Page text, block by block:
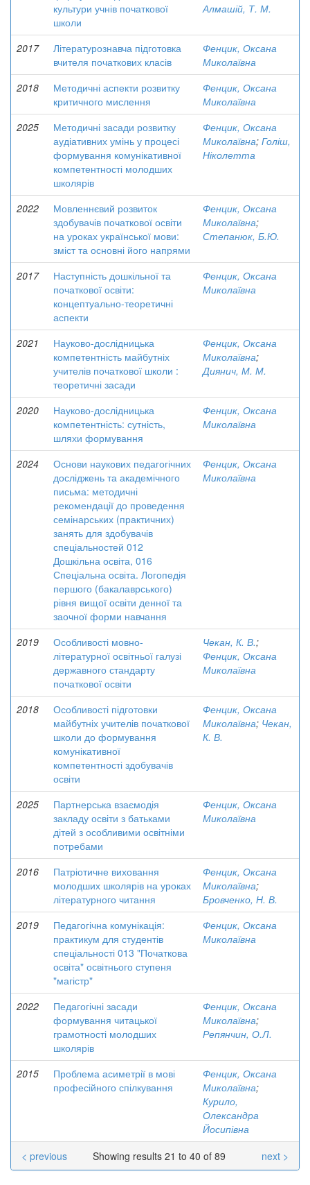
культури учнів початкової
школи
Алмашій, Т. М.
2017
Літературознавча підготовка
вчителя початкових класів
Фенцик, Оксана
Миколаївна
2018
Методичні аспекти розвитку
критичного мислення
Фенцик, Оксана
Миколаївна
2025
Методичні засади розвитку
аудіативних умінь у процесі
формування комунікативної
компетентності молодших
школярів
Фенцик, Оксана
Миколаївна; Голіш,
Ніколетта
2022
Мовленнєвий розвиток
здобувачів початкової освіти
на уроках української мови:
зміст та основні його напрями
Фенцик, Оксана
Миколаївна;
Степанюк, Б.Ю.
2017
Наступність дошкільної та
початкової освіти:
концептуально-теоретичні
аспекти
Фенцик, Оксана
Миколаївна
2021
Науково-дослідницька
компетентність майбутніх
учителів початкової школи :
теоретичні засади
Фенцик, Оксана
Миколаївна;
Диянич, М. М.
2020
Науково-дослідницька
компетентність: сутність,
шляхи формування
Фенцик, Оксана
Миколаївна
2024
Основи наукових педагогічних
досліджень та академічного
письма: методичні
рекомендації до проведення
семінарських (практичних)
занять для здобувачів
спеціальностей 012
Дошкільна освіта, 016
Спеціальна освіта. Логопедія
першого (бакалаврського)
рівня вищої освіти денної та
заочної форми навчання
Фенцик, Оксана
Миколаївна
2019
Особливості мовно-
літературної освітньої галузі
державного стандарту
початкової освіти
Чекан, К. В.;
Фенцик, Оксана
Миколаївна
2018
Особливості підготовки
майбутніх учителів початкової
школи до формування
комунікативної
компетентності здобувачів
освіти
Фенцик, Оксана
Миколаївна; Чекан,
К. В.
2025
Партнерська взаємодія
закладу освіти з батьками
дітей з особливими освітніми
потребами
Фенцик, Оксана
Миколаївна
2016
Патріотичне виховання
молодших школярів на уроках
літературного читання
Фенцик, Оксана
Миколаївна;
Бровченко, Н. В.
2019
Педагогічна комунікація:
практикум для студентів
спеціальності 013 "Початкова
освіта" освітнього ступеня
"магістр"
Фенцик, Оксана
Миколаївна
2022
Педагогічні засади
формування читацької
грамотності молодших
школярів
Фенцик, Оксана
Миколаївна;
Репянчин, О.Л.
2015
Проблема асиметрії в мові
професійного спілкування
Фенцик, Оксана
Миколаївна;
Курило,
Олександра
Йосипівна
Showing results 21 to 40 of 89
< previous next >